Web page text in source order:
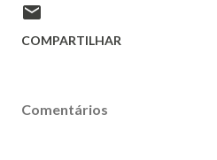
COMPARTILHAR
Comentários